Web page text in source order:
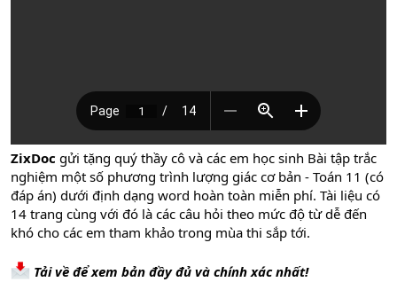
ZixDoc gửi tặng quý thầy cô và các em học sinh Bài tập trắc
nghiệm một số phương trình lượng giác cơ bản - Toán 11 (có
đáp án) dưới định dạng word hoàn toàn miễn phí. Tài liệu có
14 trang cùng với đó là các câu hỏi theo mức độ từ dễ đến
khó cho các em tham khảo trong mùa thi sắp tới.
Tải về để xem bản đầy đủ và chính xác nhất!